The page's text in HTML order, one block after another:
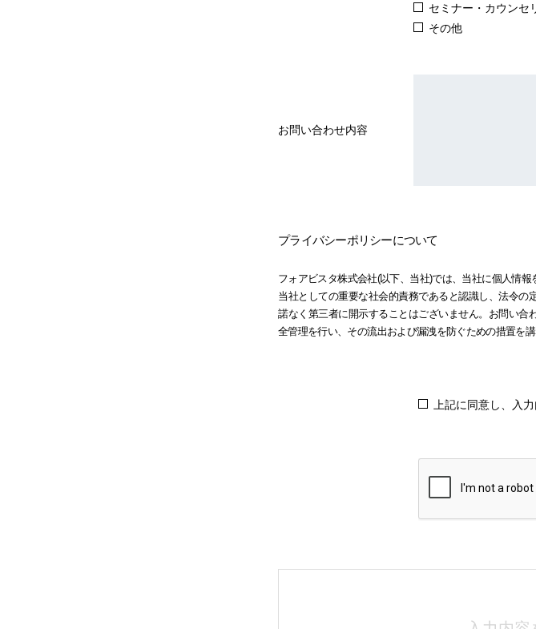
セミナー・カウンセ
その他
お問い合わせ内容
プライバシーポリシーについて
フォアビスタ株式会社(以下、当社)では、当社に個人情
当社としての重要な社会的責務であると認識し、法令
諾なく第三者に開示することはございません。お問い
全管理を行い、その流出および漏洩を防ぐための措置を講
上記に同意し、入